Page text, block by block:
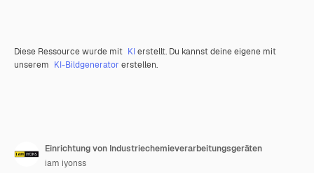
Diese Ressource wurde mit KIerstellt. Du kannst deine eigene mit
unserem KI-Bildgenerator erstellen.
Einrichtung von Industriechemieverarbeitungsgeräten
iam iyonss